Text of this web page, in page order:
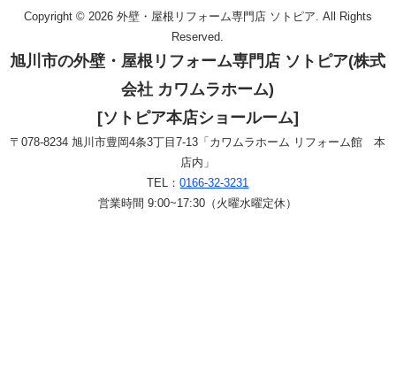
Copyright © 2026 外壁・屋根リフォーム専門店 ソトピア. All Rights
Reserved.
旭川市の外壁・屋根リフォーム専門店 ソトピア(株式
会社 カワムラホーム)
[ソトピア本店ショールーム]
〒078-8234 旭川市豊岡4条3丁目7-13「カワムラホーム リフォーム館 本
店内」
TEL：0166-32-3231
営業時間 9:00~17:30（火曜水曜定休）